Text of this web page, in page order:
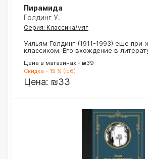
Пирамида
Голдинг У.
Серия: Классика/мяг
Уильям Голдинг (1911-1993) еще при
классиком. Его вхождение в
Цена в магазинах - ₪39
Скидка - 15 % (₪6)
Цена: ₪33